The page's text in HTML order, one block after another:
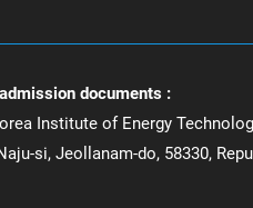
documents :
Institute of Energy
si, Jeollanam-do, 58330,